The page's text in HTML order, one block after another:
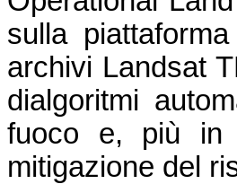
sulla
archivi Landsat
dialgoritmi
fuoco e, più in
mitigazione del